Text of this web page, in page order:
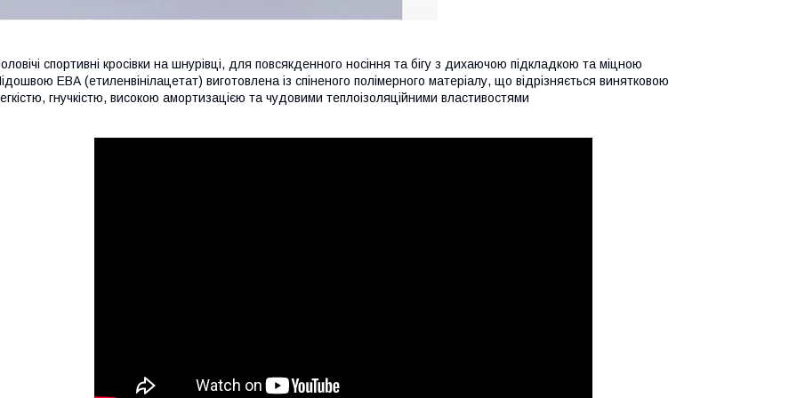
спортивні кросівки на шнурівці, для повсякденного носіння та бігу з дихаючою підкладкою та міцною
ЕВА (етиленвінілацетат) виготовлена із спіненого полімерного матеріалу, що відрізняється винятковою
гнучкістю, високою амортизацією та чудовими теплоізоляційними властивостями